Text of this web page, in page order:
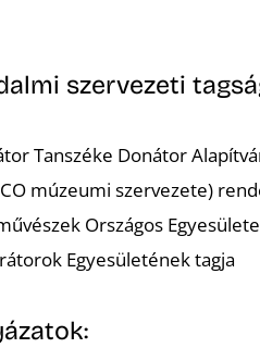
szervezeti
Tanszéke Donátor
múzeumi szervezete)
Országos Egyesülete
Egyesületének tagja